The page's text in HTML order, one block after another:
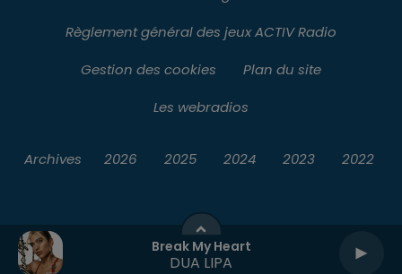
Break My Heart
DUA LIPA
Règlement général des jeux ACTIV Radio
Gestion des cookies
Plan du site
Les webradios
Archives 2026 2025 2024 2023 2022